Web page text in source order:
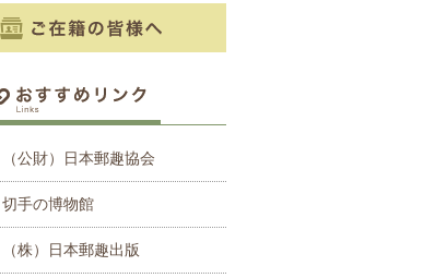
（公財）日本郵趣協会
切手の博物館
（株）日本郵趣出版